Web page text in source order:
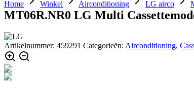
Home Winkel Airconditioning LG airco
MT06R.NR0 LG Multi
Artikelnummer: 459291 Categorieën: Airconditioning,